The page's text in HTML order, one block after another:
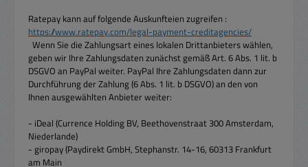
Ratepay kann auf folgende Auskunfteien zugreifen :
https://www.ratepay.com/legal-payment-creditagencies/
Wenn Sie die Zahlungsart eines lokalen Drittanbieters wählen,
geben wir Ihre Zahlungsdaten zunächst gemäß Art. 6 Abs. 1 lit. b
DSGVO an PayPal weiter. PayPal Ihre Zahlungsdaten dann zur
Durchführung der Zahlung (6 Abs. 1 lit. b DSGVO) an den von
Ihnen ausgewählten Anbieter weiter:
- iDeal (Currence Holding BV, Beethovenstraat 300 Amsterdam,
Niederlande)
- giropay (Paydirekt GmbH, Stephanstr. 14-16, 60313 Frankfurt
am Main